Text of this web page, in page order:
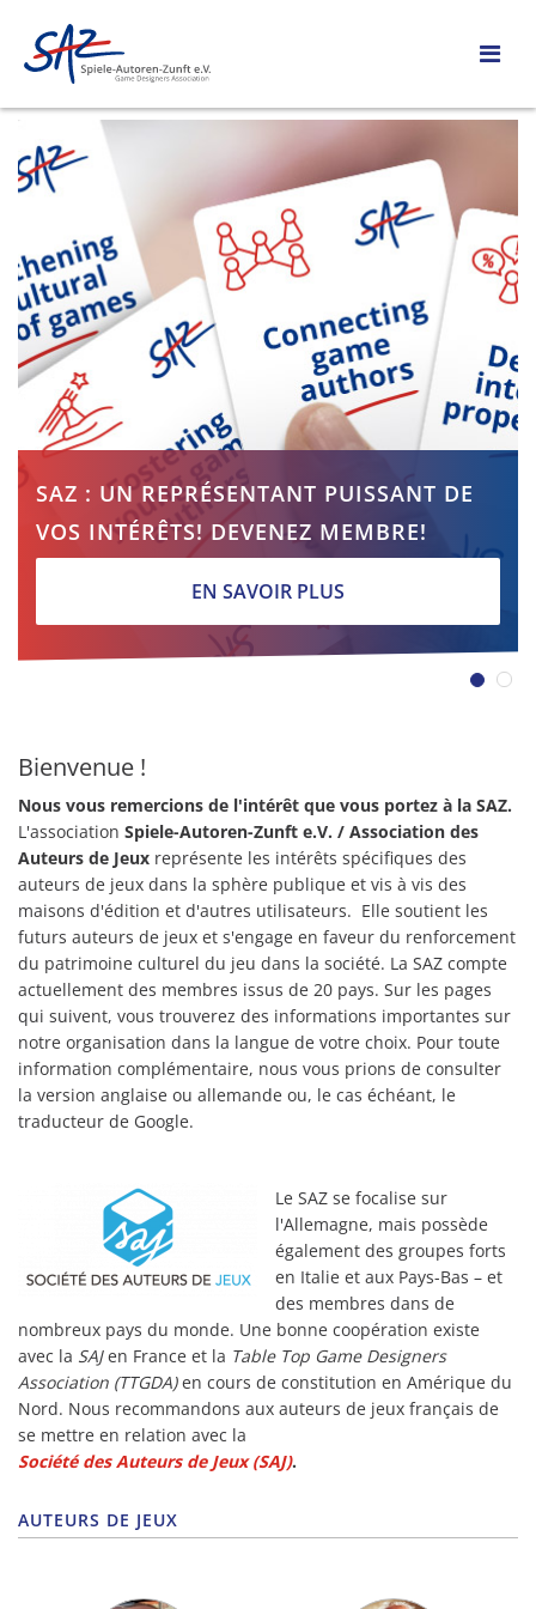
SAZ : UN REPRÉSENTANT PUISSANT DE
VOS INTÉRÊTS! DEVENEZ MEMBRE!
EN SAVOIR PLUS
Bienvenue !
Nous vous remercions de l'intérêt que vous portez à la SAZ.
L'association Spiele-Autoren-Zunft e.V. / Association des
Auteurs de Jeux représente les intérêts spécifiques des
auteurs de jeux dans la sphère publique et vis à vis des
maisons d'édition et d'autres utilisateurs. Elle soutient les
futurs auteurs de jeux et s'engage en faveur du renforcement
du patrimoine culturel du jeu dans la société. La SAZ compte
actuellement des membres issus de 20 pays. Sur les pages
qui suivent, vous trouverez des informations importantes sur
notre organisation dans la langue de votre choix. Pour toute
information complémentaire, nous vous prions de consulter
la version anglaise ou allemande ou, le cas échéant, le
traducteur de Google.
Le SAZ se focalise sur
l'Allemagne, mais possède
également des groupes forts
en Italie et aux Pays-Bas – et
des membres dans de
nombreux pays du monde. Une bonne coopération existe
avec la SAJen France et la Table Top Game Designers
Association (TTGDA)en cours de constitution en Amérique du
Nord. Nous recommandons aux auteurs de jeux français de
se mettre en relation avec la
Société des Auteurs de Jeux (SAJ).
AUTEURS DE JEUX